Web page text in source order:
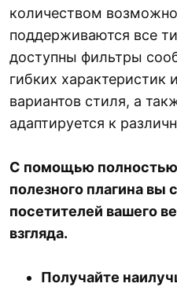
количеством
поддерживаются все
доступны фильтры
гибких характеристик
вариантов стиля, а
адаптируется к
С помощью полностью
полезного плагина вы
посетителей вашего
взгляда.
Получайте